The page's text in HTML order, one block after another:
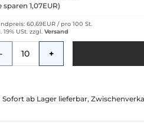
sparen 1,07EUR)
60,69EUR / pro 100 St.
19% USt. zzgl. Versand
- +
Sofort ab Lager lieferbar,